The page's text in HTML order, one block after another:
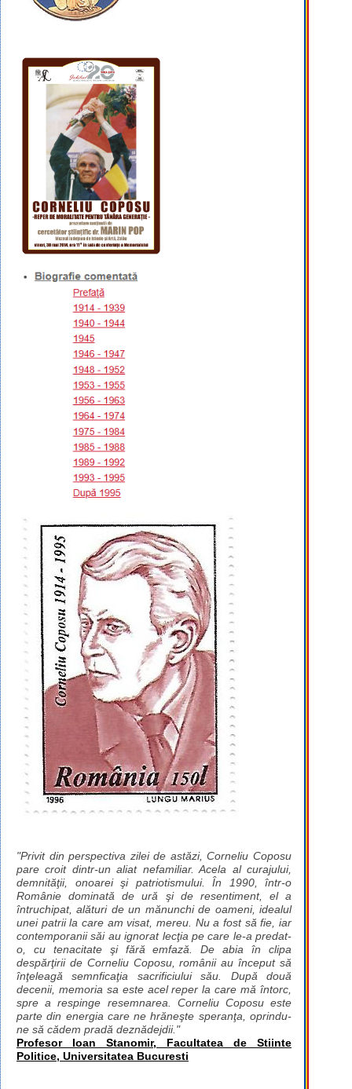
"Privit din perspectiva zilei de astăzi, Corneliu Coposu
pare croit dintr-un aliat nefamiliar. Acela al curajului,
demnităţii, onoarei şi patriotismului. În 1990, într-o
Românie dominată de ură şi de resentiment, el a
întruchipat, alături de un mănunchi de oameni, idealul
unei patrii la care am visat, mereu. Nu a fost să fie, iar
contemporanii săi au ignorat lecţia pe care le-a predat-
o, cu tenacitate şi fără emfază. De abia în clipa
despărţirii de Corneliu Coposu, românii au început să
înţeleagă semnficaţia sacrificiului său. După două
decenii, memoria sa este acel reper la care mă întorc,
spre a respinge resemnarea. Corneliu Coposu este
parte din energia care ne hrăneşte speranţa, oprindu-
ne să cădem pradă deznădejdii."
Profesor Ioan Stanomir, Facultatea de Stiinte
Politice, Universitatea Bucuresti